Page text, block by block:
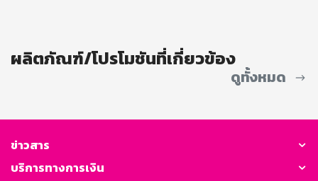
ผลิตภัณฑ์/โปรโมชันที่เกี่ยวข้อง
ดูทั้งหมด
ข่าวสาร
บริการทางการเงิน